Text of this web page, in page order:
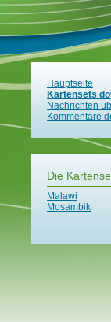
Hauptseite
Kartensets
Nachrichten
Kommentare
Die
Malawi
Mosambik